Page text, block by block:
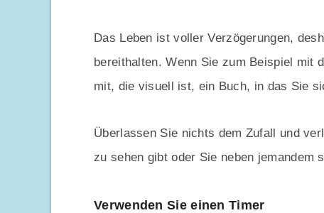
Das Leben ist voller Verzögerungen,
bereithalten. Wenn Sie zum Beispiel mit
mit, die visuell ist, ein Buch, in das Sie
Überlassen Sie nichts dem Zufall und
zu sehen gibt oder Sie neben jemandem
Verwenden Sie einen Timer